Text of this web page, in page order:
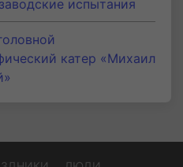
испытания
катер «Михаил